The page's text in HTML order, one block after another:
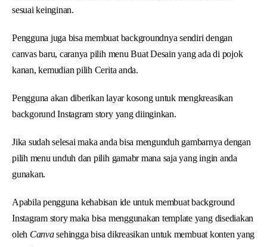
sesuai keinginan.
Pengguna juga bisa membuat backgroundnya sendiri dengan
canvas baru, caranya pilih menu Buat Desain yang ada di pojok
kanan, kemudian pilih Cerita anda.
Pengguna akan diberikan layar kosong untuk mengkreasikan
backgorund Instagram story yang diinginkan.
Jika sudah selesai maka anda bisa mengunduh gambarnya dengan
pilih menu unduh dan pilih gamabr mana saja yang ingin anda
gunakan.
Apabila pengguna kehabisan ide untuk membuat background
Instagram story maka bisa menggunakan template yang disediakan
oleh Canvasehingga bisa dikreasikan untuk membuat konten yang